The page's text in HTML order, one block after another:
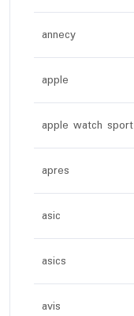
annecy
apple
apple watch sport
apres
asic
asics
avis